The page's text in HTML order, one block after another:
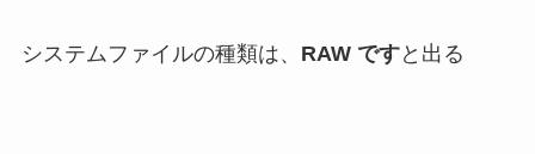
システムファイルの種類は、 RAW ですと出る